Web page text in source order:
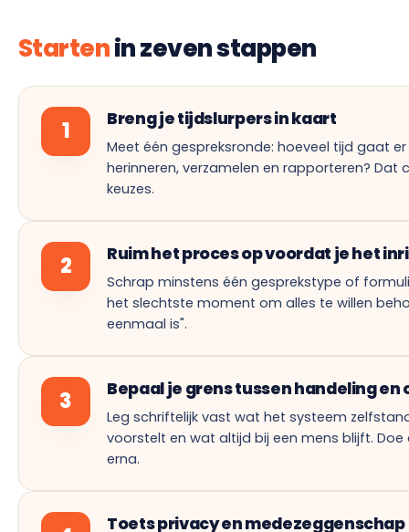
Startenin zeven stappen
1 Breng je tijdslurpers in kaart
Meet één gespreksronde: hoeveel tijd gaat
herinneren, verzamelen en rapporteren? Dat
keuzes.
2 Ruim het proces op voordat je het
Schrap minstens één gesprekstype of
het slechtste moment om alles te willen
eenmaal is".
3 Bepaal je grens tussen handeling en
Leg schriftelijk vast wat het systeem
voorstelt en wat altijd bij een mens blijft.
erna.
Toets privacy en medezeggenschap